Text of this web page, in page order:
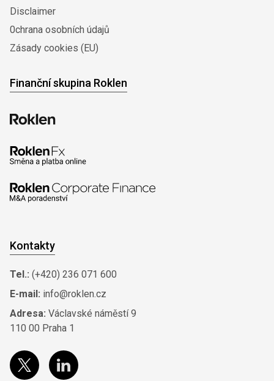
Disclaimer
0chrana osobních údajů
Zásady cookies (EU)
Finanční skupina Roklen
Kontakty
Tel.: (+420) 236 071 600
E-mail: info@roklen.cz
Adresa: Václavské náměstí 9
110 00 Praha 1